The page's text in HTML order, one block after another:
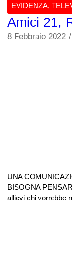
EVIDENZA,
Amici 21,
8 Febbraio 2022 /
UNA
BISOGNA
allievi chi vorrebbe